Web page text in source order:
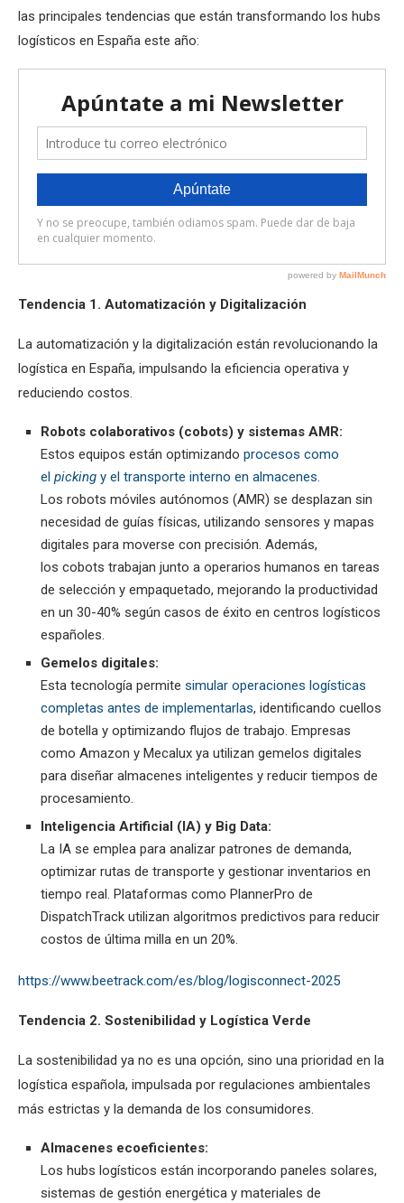
las principales tendencias que están transformando los hubs
logísticos en España este año:
Tendencia 1. Automatización y Digitalización
La automatización y la digitalización están revolucionando la
logística en España, impulsando la eficiencia operativa y
reduciendo costos.
Robots colaborativos (cobots) y sistemas AMR:
Estos equipos están optimizando procesos como
el picking y el transporte interno en almacenes.
Los robots móviles autónomos (AMR) se desplazan sin
necesidad de guías físicas, utilizando sensores y mapas
digitales para moverse con precisión. Además,
los cobots trabajan junto a operarios humanos en tareas
de selección y empaquetado, mejorando la productividad
en un 30-40% según casos de éxito en centros logísticos
españoles.
Gemelos digitales:
Esta tecnología permite simular operaciones logísticas
completas antes de implementarlas, identificando cuellos
de botella y optimizando flujos de trabajo. Empresas
como Amazon y Mecalux ya utilizan gemelos digitales
para diseñar almacenes inteligentes y reducir tiempos de
procesamiento.
Inteligencia Artificial (IA) y Big Data:
La IA se emplea para analizar patrones de demanda,
optimizar rutas de transporte y gestionar inventarios en
tiempo real. Plataformas como PlannerPro de
DispatchTrack utilizan algoritmos predictivos para reducir
costos de última milla en un 20%.
https://www.beetrack.com/es/blog/logisconnect-2025
Tendencia 2. Sostenibilidad y Logística Verde
La sostenibilidad ya no es una opción, sino una prioridad en la
logística española, impulsada por regulaciones ambientales
más estrictas y la demanda de los consumidores.
Almacenes ecoeficientes:
Los hubs logísticos están incorporando paneles solares,
sistemas de gestión energética y materiales de